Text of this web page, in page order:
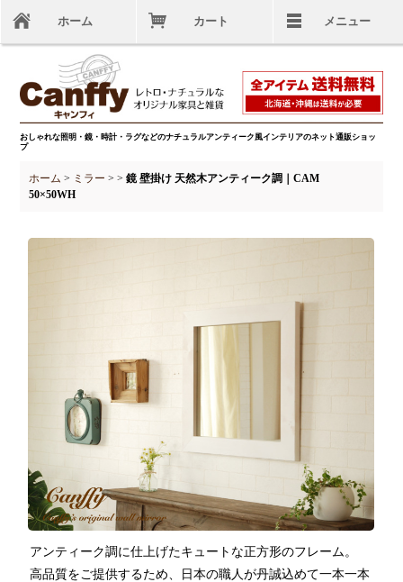
ホーム カート メニュー
おしゃれな照明・鏡・時計・ラグなどのナチュラルアンティーク風インテリアのネット通販ショッ
プ
ホーム > ミラー >>鏡 壁掛け 天然木アンティーク調｜CAM
50×50WH
アンティーク調に仕上げたキュートな正方形のフレーム。
高品質をご提供するため、日本の職人が丹誠込めて一本一本